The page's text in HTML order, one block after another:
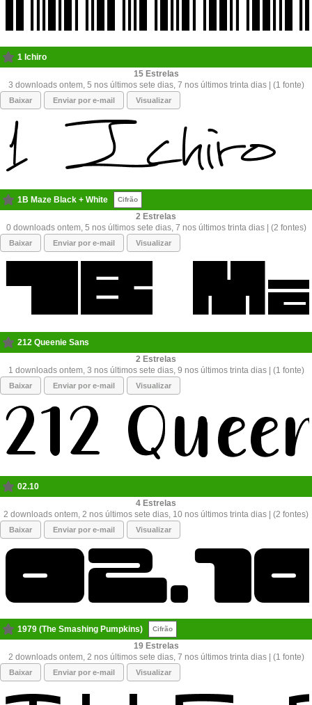
1 Ichiro
15
3 downloads ontem, 5 nos últimos sete dias, 7 nos últimos trinta dias | (1 fonte)
Baixar Enviar por e-mail Visualizar
1B Maze Black + White Cifrão
2
0 downloads ontem, 5 nos últimos sete dias, 7 nos últimos trinta dias | (2 fontes)
Baixar Enviar por e-mail Visualizar
212 Queenie Sans
2
1 downloads ontem, 3 nos últimos sete dias, 9 nos últimos trinta dias | (1 fonte)
Baixar Enviar por e-mail Visualizar
02.10
4
2 downloads ontem, 2 nos últimos sete dias, 10 nos últimos trinta dias | (2 fontes)
Baixar Enviar por e-mail Visualizar
1979 (The Smashing Pumpkins) Cifrão
19
2 downloads ontem, 2 nos últimos sete dias, 7 nos últimos trinta dias | (1 fonte)
Baixar Enviar por e-mail Visualizar